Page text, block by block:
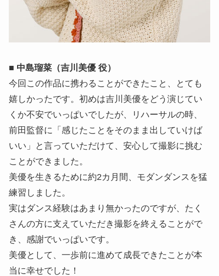
■ 中島瑠菜（吉川美優 役）
今回この作品に携わることができたこと、とても
嬉しかったです。初めは吉川美優をどう演じてい
くか不安でいっぱいでしたが、リハーサルの時、
前田監督に「感じたことをそのまま出していけば
いい」と言っていただけて、安心して撮影に挑む
ことができました。
美優を生きるために約2カ月間、モダンダンスを猛
練習しました。
実はダンス経験はあまり無かったのですが、たく
さんの方に支えていただき撮影を終えることがで
き、感謝でいっぱいです。
美優として、一歩前に進めて成長できたことが本
当に幸せでした！